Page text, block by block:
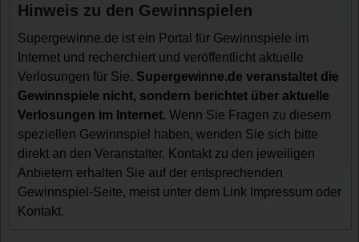
Hinweis zu den Gewinnspielen
Supergewinne.de ist ein Portal für Gewinnspiele im
Internet und recherchiert und veröffentlicht aktuelle
Verlosungen für Sie. Supergewinne.de veranstaltet die
Gewinnspiele nicht, sondern berichtet über aktuelle
Verlosungen im Internet. Wenn Sie Fragen zu diesem
speziellen Gewinnspiel haben, wenden Sie sich bitte
direkt an den Veranstalter. Kontakt zu den jeweiligen
Anbietern erhalten Sie auf der entsprechenden
Gewinnspiel-Seite, meist unter dem Link Impressum oder
Kontakt.